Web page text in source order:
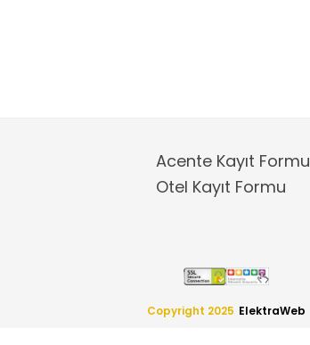
Acente Kayıt Formu
Otel Kayıt Formu
Copyright 2025 ElektraWeb